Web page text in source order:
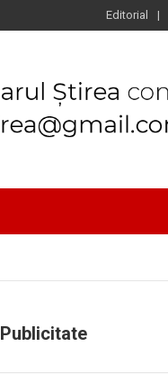
Editorial
Publicitate